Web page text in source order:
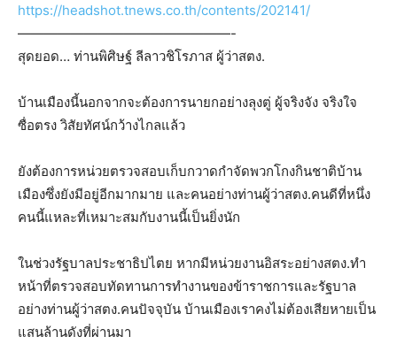
https://headshot.tnews.co.th/contents/202141/
————————————————-
สุดยอด… ท่านพิศิษฐ์ ลีลาวชิโรภาส ผู้ว่าสตง.
บ้านเมืองนี้นอกจากจะต้องการนายกอย่างลุงตู่ ผู้จริงจัง จริงใจ
ซื่อตรง วิสัยทัศน์กว้างไกลแล้ว
ยังต้องการหน่วยตรวจสอบเก็บกวาดกำจัดพวกโกงกินชาติบ้าน
เมืองซึ่งยังมีอยู่อีกมากมาย และคนอย่างท่านผู้ว่าสตง.คนดีที่หนึ่ง
คนนี้แหละที่เหมาะสมกับงานนี้เป็นยิ่งนัก
ในช่วงรัฐบาลประชาธิปไตย หากมีหน่วยงานอิสระอย่างสตง.ทำ
หน้าที่ตรวจสอบทัดทานการทำงานของข้าราชการและรัฐบาล
อย่างท่านผู้ว่าสตง.คนปัจจุบัน บ้านเมืองเราคงไม่ต้องเสียหายเป็น
แสนล้านดังที่ผ่านมา